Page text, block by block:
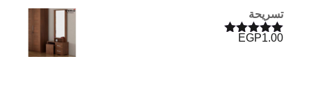
تسريحة
تم التقييم
EGP1.00